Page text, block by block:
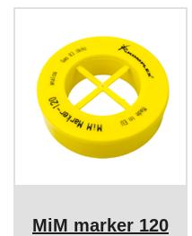
MiM marker 120